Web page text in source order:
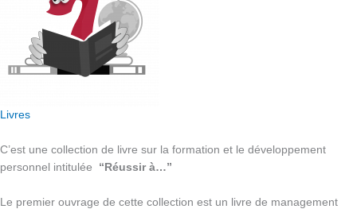
Livres
C’est une collection de livre sur la formation et le développement
personnel intitulée “Réussir à…”
Le premier ouvrage de cette collection est un livre de management